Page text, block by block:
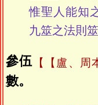
惟聖人能知
九筮之法則筮
參伍 【盧、周
數。